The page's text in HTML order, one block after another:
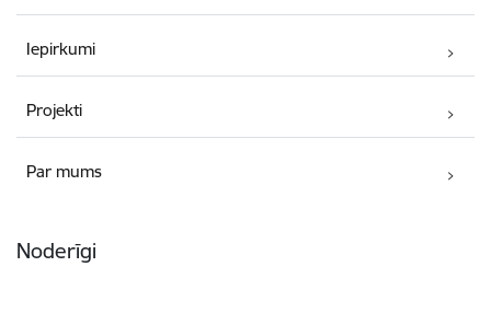
Iepirkumi
Projekti
Par mums
Noderīgi